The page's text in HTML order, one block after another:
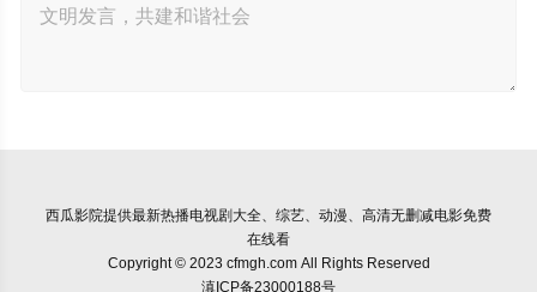
西瓜影院提供最新热播电视剧大全、综艺、动漫、高清无删减电影免费
在线看
Copyright © 2023 cfmgh.com All Rights Reserved
滇ICP备23000188号